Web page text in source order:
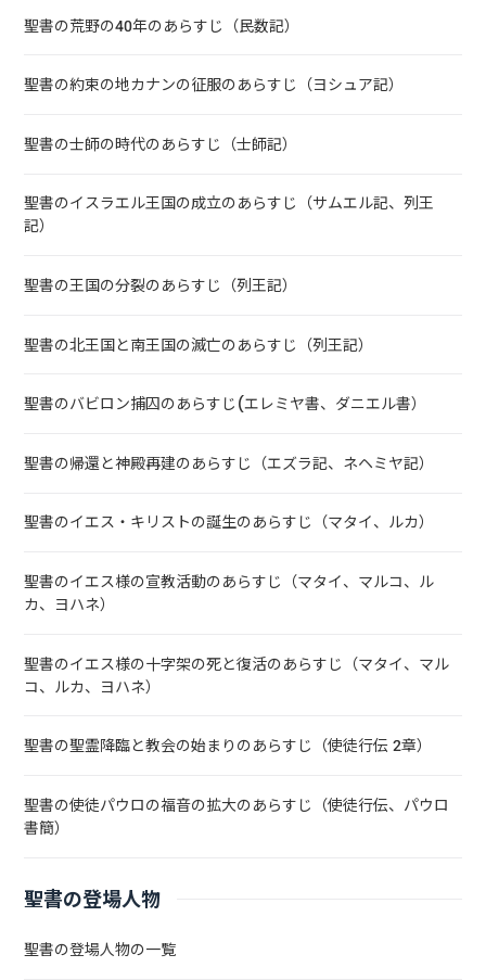
聖書の荒野の40年のあらすじ（民数記）
聖書の約束の地カナンの征服のあらすじ（ヨシュア記）
聖書の士師の時代のあらすじ（士師記）
聖書のイスラエル王国の成立のあらすじ（サムエル記、列王
記）
聖書の王国の分裂のあらすじ（列王記）
聖書の北王国と南王国の滅亡のあらすじ（列王記）
聖書のバビロン捕囚のあらすじ(エレミヤ書、ダニエル書）
聖書の帰還と神殿再建のあらすじ（エズラ記、ネヘミヤ記）
聖書のイエス・キリストの誕生のあらすじ（マタイ、ルカ）
聖書のイエス様の宣教活動のあらすじ（マタイ、マルコ、ル
カ、ヨハネ）
聖書のイエス様の十字架の死と復活のあらすじ（マタイ、マル
コ、ルカ、ヨハネ）
聖書の聖霊降臨と教会の始まりのあらすじ（使徒行伝 2章）
聖書の使徒パウロの福音の拡大のあらすじ（使徒行伝、パウロ
書簡）
聖書の登場人物
聖書の登場人物の一覧